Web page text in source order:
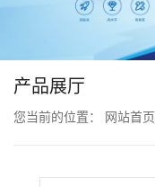
公
产品展厅
您当前的位置： 网站首页